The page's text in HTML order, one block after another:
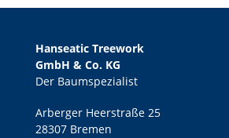
Hanseatic Treework
GmbH & Co. KG
Der Baumspezialist
Arberger Heerstraße 25
28307 Bremen